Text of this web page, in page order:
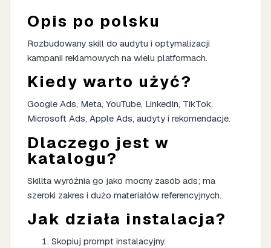
Opis po polsku
Rozbudowany skill do audytu i optymalizacji
kampanii reklamowych na wielu platformach.
Kiedy warto użyć?
Google Ads, Meta, YouTube, LinkedIn, TikTok,
Microsoft Ads, Apple Ads, audyty i rekomendacje.
Dlaczego jest w
katalogu?
Skillta wyróżnia go jako mocny zasób ads; ma
szeroki zakres i dużo materiałów referencyjnych.
Jak działa instalacja?
Skopiuj prompt instalacyjny.